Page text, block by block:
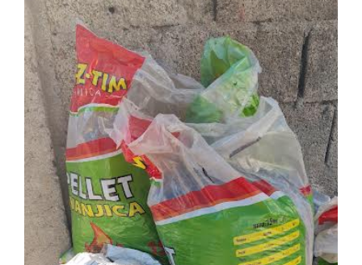
Larger
Image